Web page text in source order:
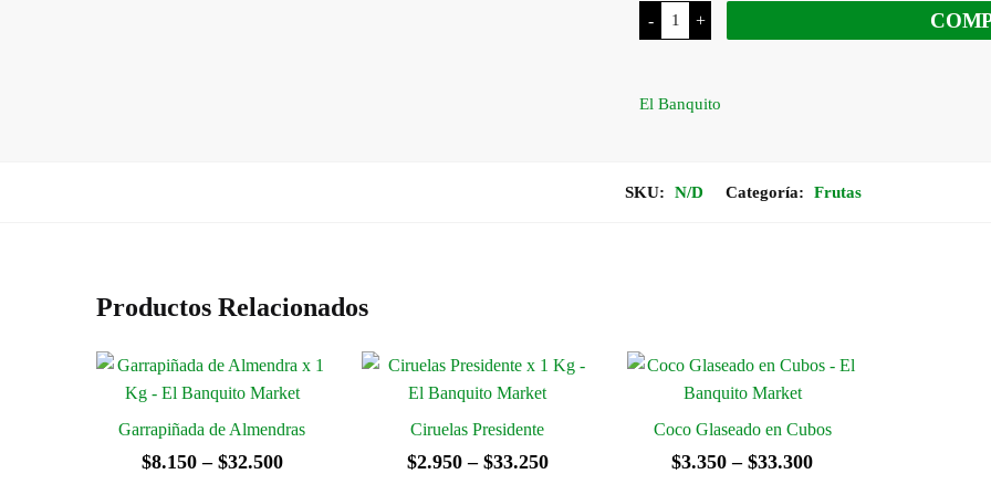
-
Pistachos
Tostados
Salados
+
El Banquito
SKU: N/D Categoría: Frutas
Productos Relacionados
Garrapiñada de Almendras
$8.150 – $32.500Rango
Ciruelas Presidente
$2.950 – $33.250Rango
Coco Glaseado en Cubos
$3.350 – $33.300Rango